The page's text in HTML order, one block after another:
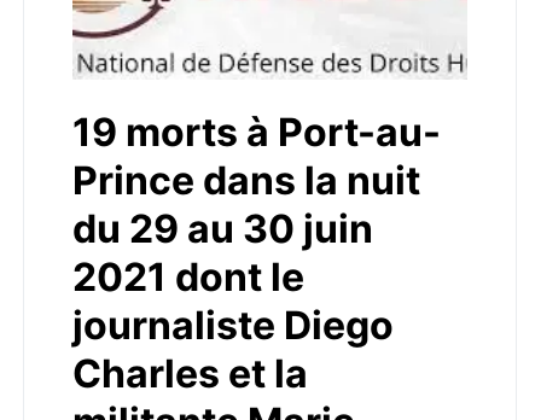
19 morts à Port-au-
Prince dans la nuit
du 29 au 30 juin
2021 dont le
journaliste Diego
Charles et la